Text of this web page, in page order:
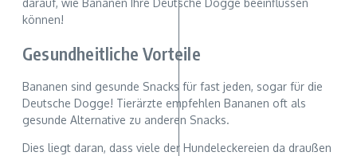
darauf, wie Bananen Ihre Deutsche Dogge beeinflussen
können!
Gesundheitliche Vorteile
Bananen sind gesunde Snacks für fast jeden, sogar für die
Deutsche Dogge! Tierärzte empfehlen Bananen oft als
gesunde Alternative zu anderen Snacks.
Dies liegt daran, dass viele der Hundeleckereien da draußen